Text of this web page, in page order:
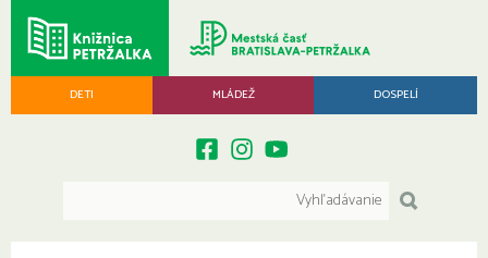
DETI MLÁDEŽ DOSPELÍ